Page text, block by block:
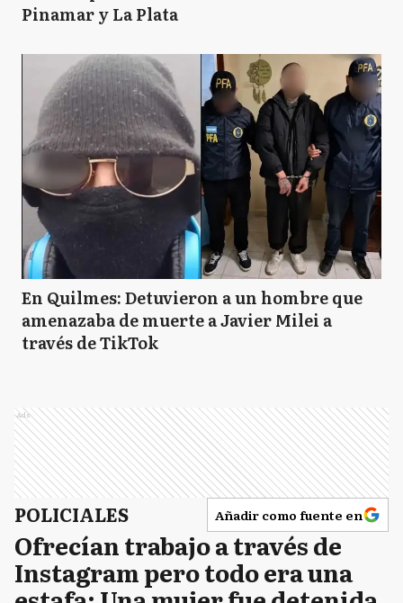
Pinamar y La Plata
En Quilmes: Detuvieron a un hombre que
amenazaba de muerte a Javier Milei a
través de TikTok
Ads
POLICIALES Añadir como fuente en
Ofrecían trabajo a través de
Instagram pero todo era una